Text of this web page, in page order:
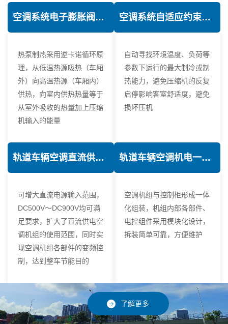
空调系统电子膨胀阀热力学优化技术
热泵制热采用逆卡诺循环原
理，从低温热源吸热（车厢
外）向高温热源（车厢内）
供热，向室内供热热量等于
从室外吸收的热量加上压缩
机输入的能量
空调系统自适应约束控制技术
自动寻找环境温度、负荷等
参数下运行的最大制冷或制
热能力，避免压缩机的反复
启停影响客室舒适度，避免
损坏压机
轨道车辆空调直流供电技术
可增大直流电源输入范围，
DC500V～DC900V均可满
足要求，扩大了直流供电空
调机组的使用范围，同时实
现空调机组各部件的变频控
制，达到整车节能目的
轨道车辆空调机电一体化技术
空调机组与控制柜形成一体
化组装，机组内部各部件、
电控组件采用模块化设计，
拆装简单可靠，方便维护
了解更多